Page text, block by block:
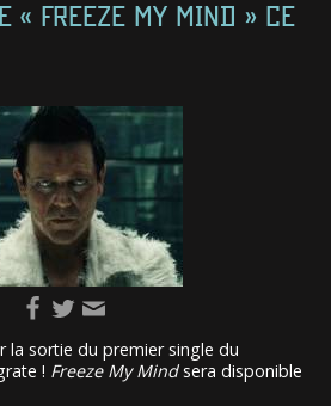
« FREEZE MY MIND » CE
la sortie du premier single du
! Freeze My Mindsera disponible